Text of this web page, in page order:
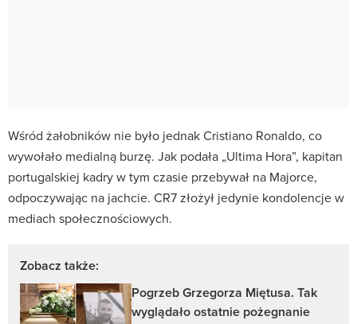
Wśród żałobników nie było jednak Cristiano Ronaldo, co
wywołało medialną burzę. Jak podała „Ultima Hora”, kapitan
portugalskiej kadry w tym czasie przebywał na Majorce,
odpoczywając na jachcie. CR7 złożył jedynie kondolencje w
mediach społecznościowych.
Zobacz także:
Pogrzeb Grzegorza Miętusa. Tak
wyglądało ostatnie pożegnanie